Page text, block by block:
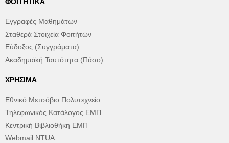
Εγγραφές Μαθημάτων
Σταθερά Στοιχεία Φοιτήτών
Εύδοξος (Συγγράματα)
Ακαδημαϊκή Ταυτότητα (Πάσο)
ΧΡΉΣΙΜΑ
Εθνικό Μετσόβιο Πολυτεχνείο
Τηλεφωνικός Κατάλογος ΕΜΠ
Κεντρική Βιβλιοθήκη ΕΜΠ
Webmail NTUA